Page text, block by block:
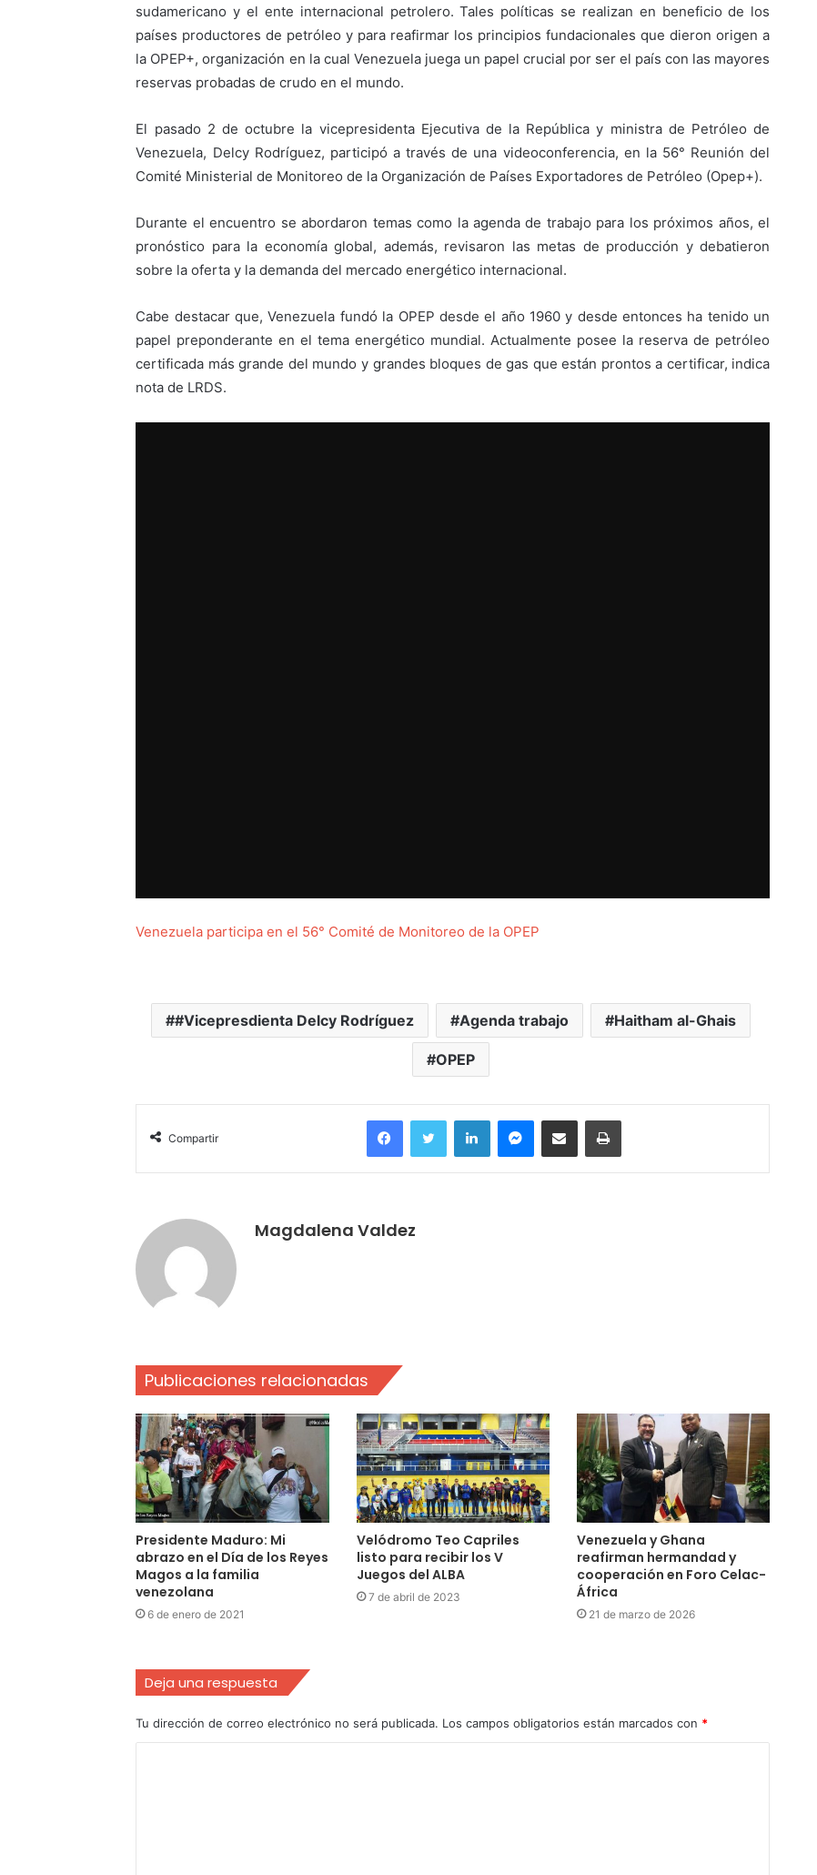
sudamericano y el ente internacional petrolero. Tales políticas se realizan en beneficio de los
países productores de petróleo y para reafirmar los principios fundacionales que dieron origen a
la OPEP+, organización en la cual Venezuela juega un papel crucial por ser el país con las mayores
reservas probadas de crudo en el mundo.
El pasado 2 de octubre la vicepresidenta Ejecutiva de la República y ministra de Petróleo de
Venezuela, Delcy Rodríguez, participó a través de una videoconferencia, en la 56° Reunión del
Comité Ministerial de Monitoreo de la Organización de Países Exportadores de Petróleo (Opep+).
Durante el encuentro se abordaron temas como la agenda de trabajo para los próximos años, el
pronóstico para la economía global, además, revisaron las metas de producción y debatieron
sobre la oferta y la demanda del mercado energético internacional.
Cabe destacar que, Venezuela fundó la OPEP desde el año 1960 y desde entonces ha tenido un
papel preponderante en el tema energético mundial. Actualmente posee la reserva de petróleo
certificada más grande del mundo y grandes bloques de gas que están prontos a certificar, indica
nota de LRDS.
Venezuela participa en el 56° Comité de Monitoreo de la OPEP
#Vicepresdienta Delcy Rodríguez Agenda trabajo Haitham al-Ghais
OPEP
Compartir
FacebookTwitter LinkedInMessengerCompartir por correo electrónicoImprimir
Magdalena Valdez
Publicaciones relacionadas
Presidente Maduro: Mi
abrazo en el Día de los Reyes
Magos a la familia
venezolana
6 de enero de 2021
Velódromo Teo Capriles
listo para recibir los V
Juegos del ALBA
7 de abril de 2023
Venezuela y Ghana
reafirman hermandad y
cooperación en Foro Celac-
África
21 de marzo de 2026
Deja una respuesta
Tu dirección de correo electrónico no será publicada. Los campos obligatorios están marcados con *